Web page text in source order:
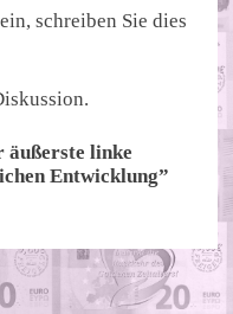
schreiben Sie dies
äußerste linke
Entwicklung”